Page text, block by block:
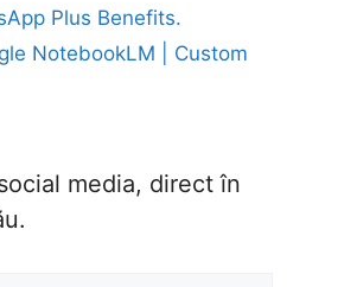
Plus Benefits.
NotebookLM | Custom
media, direct în